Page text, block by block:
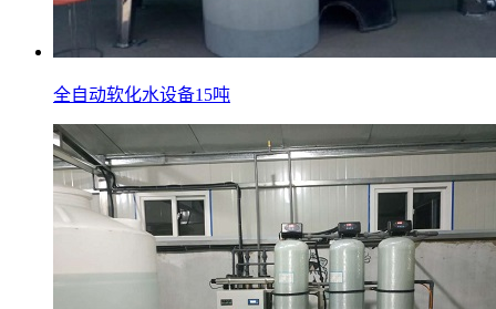
全自动软化水设备15吨